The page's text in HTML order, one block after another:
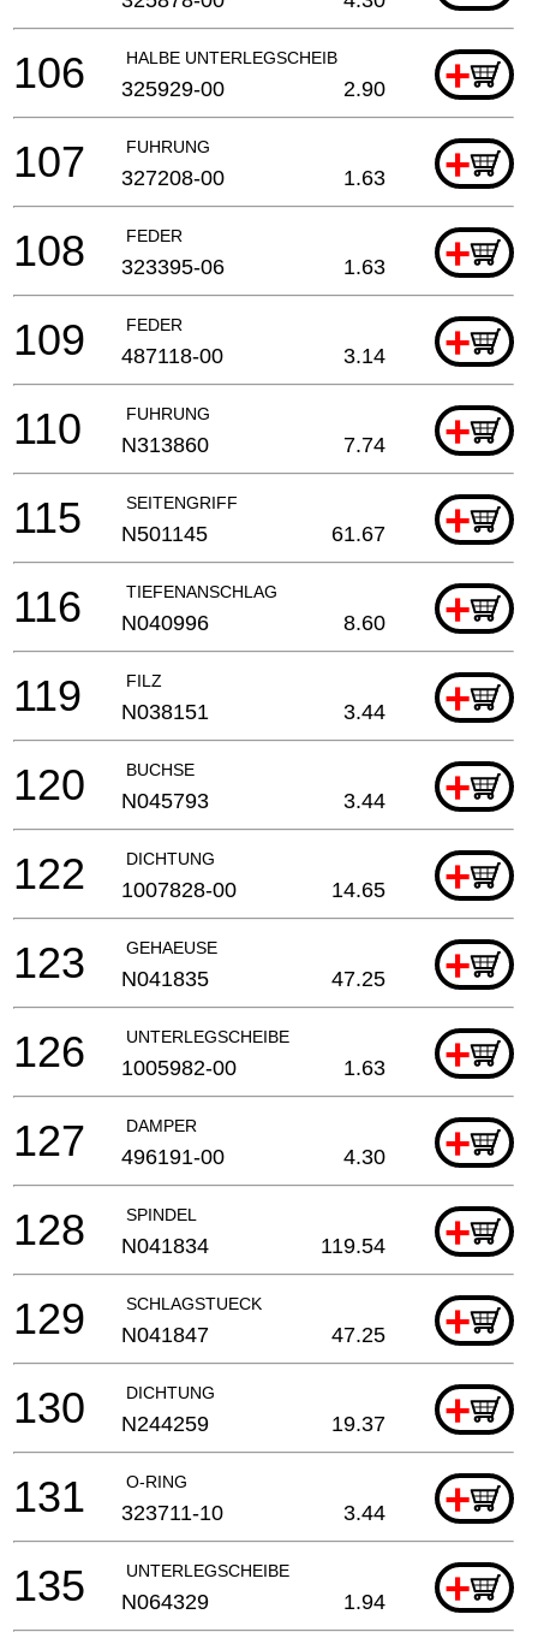
HALBE UNTERLEGSCHEIB +
106 325929-00 2.90
FUHRUNG +
107 327208-00 1.63
FEDER +
108 323395-06 1.63
FEDER +
109 487118-00 3.14
FUHRUNG +
110 N313860 7.74
SEITENGRIFF +
115 N501145 61.67
TIEFENANSCHLAG +
116 N040996 8.60
FILZ +
119 N038151 3.44
BUCHSE +
120 N045793 3.44
DICHTUNG +
122 1007828-00 14.65
GEHAEUSE +
123 N041835 47.25
UNTERLEGSCHEIBE +
126 1005982-00 1.63
DAMPER +
127 496191-00 4.30
SPINDEL +
128 N041834 119.54
SCHLAGSTUECK +
129 N041847 47.25
DICHTUNG +
130 N244259 19.37
O-RING +
131 323711-10 3.44
UNTERLEGSCHEIBE +
135 N064329 1.94